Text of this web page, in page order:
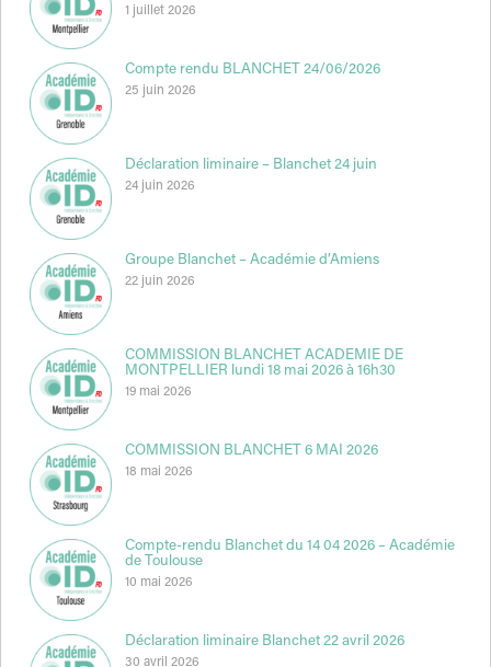
1 juillet 2026
Compte rendu BLANCHET 24/06/2026
25 juin 2026
Déclaration liminaire – Blanchet 24 juin
24 juin 2026
Groupe Blanchet – Académie d’Amiens
22 juin 2026
COMMISSION BLANCHET ACADEMIE DE
MONTPELLIER lundi 18 mai 2026 à 16h30
19 mai 2026
COMMISSION BLANCHET 6 MAI 2026
18 mai 2026
Compte-rendu Blanchet du 14 04 2026 – Académie
de Toulouse
10 mai 2026
Déclaration liminaire Blanchet 22 avril 2026
30 avril 2026